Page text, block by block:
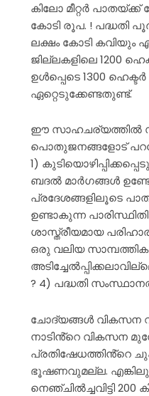
കിലോ മീറ്റർ പാതയ്ക്ക്
കോടി രൂപ. ! പദ്ധതി
ലക്ഷം കോടി കവിയും
ജില്ലകളിലെ 1200
ഉൾപ്പെടെ 1300
ഏറ്റെടുക്കേണ്ടതുണ്ട്.
ഈ സാഹചര്യത്തിൽ
പൊതുജനങ്ങളോട്
1)
ബദൽ മാർഗങ്ങൾ
പ്രദേശങ്ങളിലൂടെ
ഉണ്ടാകുന്ന
ശാസ്ത്രീയമായ
ഒരു വലിയ
? 4) പദ്ധതി
ചോദ്യങ്ങൾ വികസന
നാടിൻ്റെ വികസന
പ്രതിഷേധത്തിൻ്റെ
ഭൂഷണവുമല്ല.
നെഞ്ചിൽച്ചവിട്ടി 200